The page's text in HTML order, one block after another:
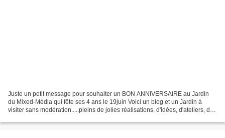
Juste un petit message pour souhaiter un BON ANNIVERSAIRE au Jardin
du Mixed-Média qui fête ses 4 ans le 19juin Voici un blog et un Jardin à
visiter sans modération.....pleins de jolies réalisations, d'idées, d'ateliers, de